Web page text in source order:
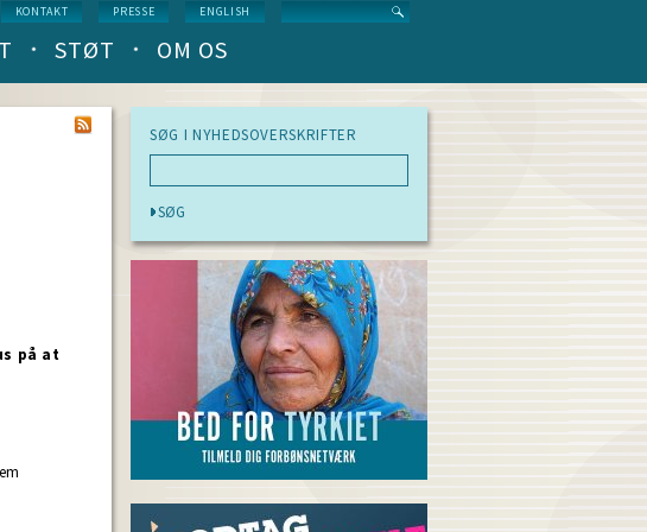
KONTAKT PRESSE ENGLISH
STØT OM OS
på at
SØG I NYHEDSOVERSKRIFTER